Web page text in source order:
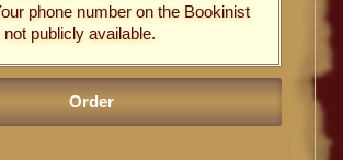
phone number on the Bookinist
publicly available.